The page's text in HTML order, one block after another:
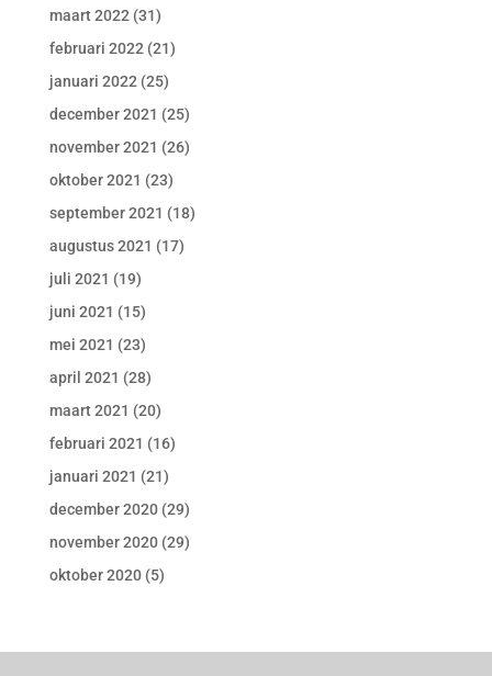
maart 2022 (31)
februari 2022 (21)
januari 2022 (25)
december 2021 (25)
november 2021 (26)
oktober 2021 (23)
september 2021 (18)
augustus 2021 (17)
juli 2021 (19)
juni 2021 (15)
mei 2021 (23)
april 2021 (28)
maart 2021 (20)
februari 2021 (16)
januari 2021 (21)
december 2020(29)
november 2020(29)
oktober 2020(5)